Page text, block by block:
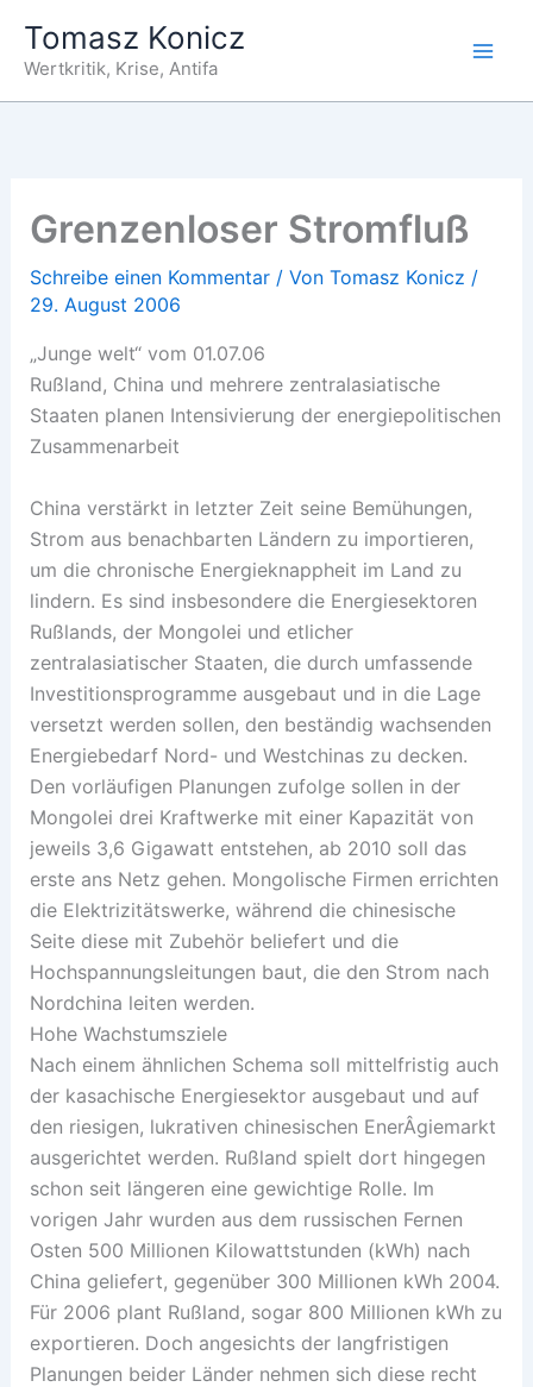
Inhalt
springen
Tomasz Konicz
Wertkritik, Krise, Antifa
Grenzenloser Stromfluß
Schreibe einen Kommentar / Von Tomasz Konicz /
29. August 2006
„Junge welt“ vom 01.07.06
Rußland, China und mehrere zentralasiatische
Staaten planen Intensivierung der energiepolitischen
Zusammenarbeit
China verstärkt in letzter Zeit seine Bemühungen,
Strom aus benachbarten Ländern zu importieren,
um die chronische Energieknappheit im Land zu
lindern. Es sind insbesondere die Energiesektoren
Rußlands, der Mongolei und etlicher
zentralasiatischer Staaten, die durch umfassende
Investitionsprogramme ausgebaut und in die Lage
versetzt werden sollen, den beständig wachsenden
Energiebedarf Nord- und Westchinas zu decken.
Den vorläufigen Planungen zufolge sollen in der
Mongolei drei Kraftwerke mit einer Kapazität von
jeweils 3,6 Gigawatt entstehen, ab 2010 soll das
erste ans Netz gehen. Mongolische Firmen errichten
die Elektrizitätswerke, während die chinesische
Seite diese mit Zubehör beliefert und die
Hochspannungsleitungen baut, die den Strom nach
Nordchina leiten werden.
Hohe Wachstumsziele
Nach einem ähnlichen Schema soll mittelfristig auch
der kasachische Energiesektor ausgebaut und auf
den riesigen, lukrativen chinesischen EnerÂ­giemarkt
ausgerichtet werden. Rußland spielt dort hingegen
schon seit längeren eine gewichtige Rolle. Im
vorigen Jahr wurden aus dem russischen Fernen
Osten 500 Millionen Kilowattstunden (kWh) nach
China geliefert, gegenüber 300 Millionen kWh 2004.
Für 2006 plant Rußland, sogar 800 Millionen kWh zu
exportieren. Doch angesichts der langfristigen
Planungen beider Länder nehmen sich diese recht